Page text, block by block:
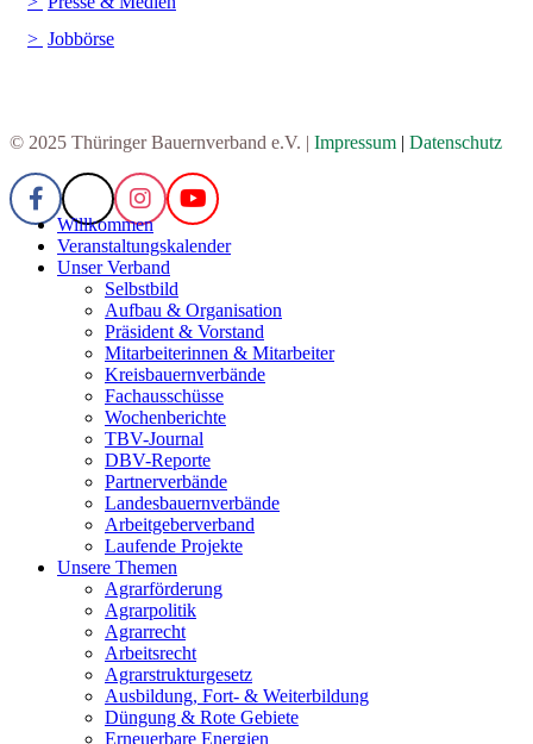
Jobbörse
© 2025 Thüringer Bauernverband e.V. | Impressum | Datenschutz
Willkommen
Veranstaltungskalender
Unser Verband
Selbstbild
Aufbau & Organisation
Präsident & Vorstand
Mitarbeiterinnen & Mitarbeiter
Kreisbauernverbände
Fachausschüsse
Wochenberichte
TBV-Journal
DBV-Reporte
Partnerverbände
Landesbauernverbände
Arbeitgeberverband
Laufende Projekte
Unsere Themen
Agrarförderung
Agrarpolitik
Agrarrecht
Arbeitsrecht
Agrarstrukturgesetz
Ausbildung, Fort- & Weiterbildung
Düngung & Rote Gebiete
Erneuerbare Energien